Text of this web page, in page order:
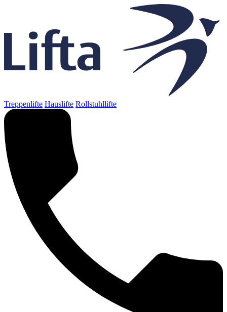
Treppenlifte Hauslifte Rollstuhllifte